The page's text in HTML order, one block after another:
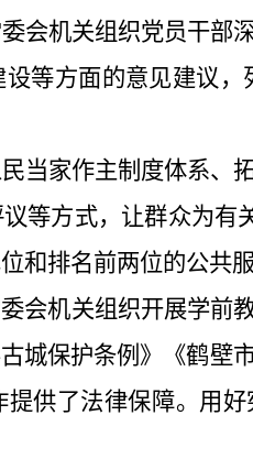
会机关组织党员干部
等方面的意见建议
当家作主制度体系、
等方式，让群众为
和排名前两位的公共
会机关组织开展学前
城保护条例》《鹤壁
供了法律保障。用